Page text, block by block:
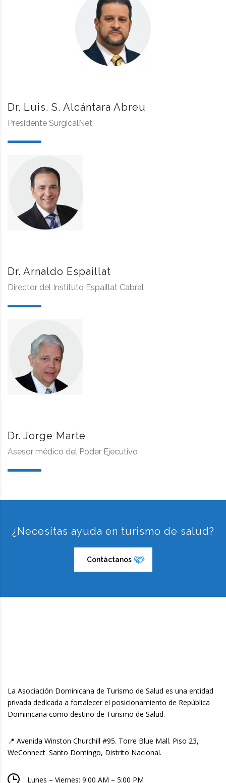
Dr. Luis. S. Alcántara Abreu
Presidente SurgicalNet
Dr. Arnaldo Espaillat
Director del Instituto Espaillat Cabral
Dr. Jorge Marte
Asesor médico del Poder Ejecutivo
¿Necesitas ayuda en turismo de salud?
Contáctanos
La Asociación Dominicana de Turismo de Salud es una entidad
privada dedicada a fortalecer el posicionamiento de República
Dominicana como destino de Turismo de Salud.
📍 Avenida Winston Churchill #95. Torre Blue Mall. Piso 23,
WeConnect. Santo Domingo, Distrito Nacional.
Lunes – Viernes: 9:00 AM – 5:00 PM